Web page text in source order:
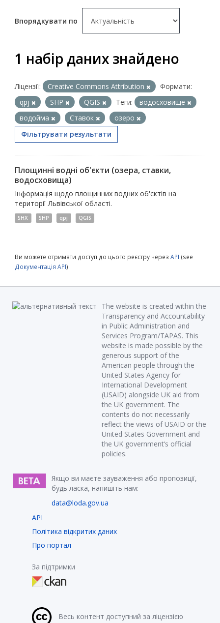
Впорядкувати по
1 набір даних знайдено
Ліцензії: Creative Commons Attribution
Формати:
qpj
SHP QGIS Теги:
водосховище
водойма
Ставок
озеро
Фільтрувати результати
Площинні водні об'єкти (озера, ставки,
водосховища)
Інформація щодо площинних водних об'єктів на
території Львівської області.
SHX SHP qpj QGIS
Ви можете отримати доступ до цього реєстру через API (see
Документація API).
The website is created within the
Transparency and Accountability
in Public Administration and
Services Program/TAPAS. This
website is made possible by the
generous support of the
American people through the
United States Agency for
International Development
(USAID) alongside UK aid from
the UK government. The
contents do not necessarily
reflect the views of USAID or the
United States Government and
the UK government’s official
policies.
Якщо ви маєте зауваження або пропозиції,
будь ласка, напишіть нам:
data@loda.gov.ua
API
Політика відкритих даних
Про портал
За підтримки
Весь контент доступний за ліцензією